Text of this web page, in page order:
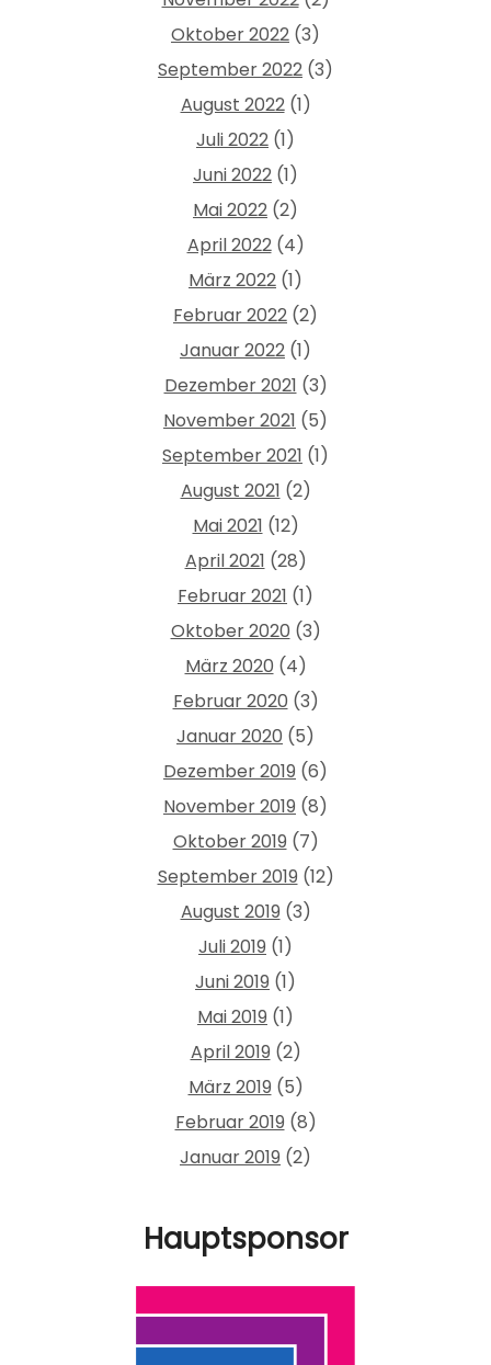
Oktober 2022 (3)
September 2022 (3)
August 2022(1)
Juli 2022 (1)
Juni 2022 (1)
Mai 2022 (2)
April 2022(4)
März 2022 (1)
Februar 2022 (2)
Januar 2022 (1)
Dezember 2021 (3)
November 2021 (5)
September 2021 (1)
August 2021 (2)
Mai 2021 (12)
April 2021 (28)
Februar 2021 (1)
Oktober 2020 (3)
März 2020 (4)
Februar 2020 (3)
Januar 2020 (5)
Dezember 2019 (6)
November 2019 (8)
Oktober 2019 (7)
September 2019 (12)
August 2019 (3)
Juli 2019 (1)
Juni 2019 (1)
Mai 2019 (1)
April 2019 (2)
März 2019 (5)
Februar 2019 (8)
Januar 2019 (2)
Hauptsponsor